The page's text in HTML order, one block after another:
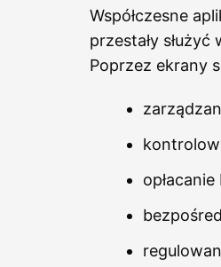
Współczesne
przestały
Poprzez ekrany